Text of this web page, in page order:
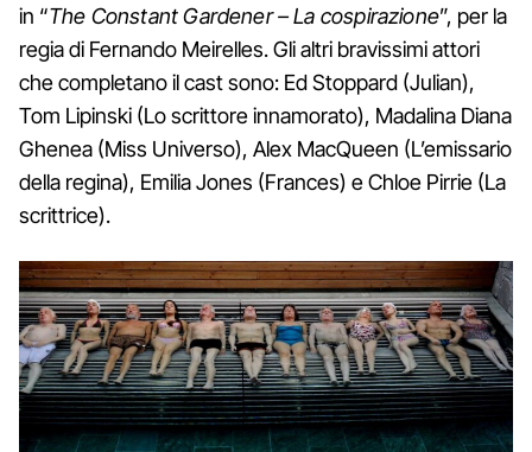
in “The Constant Gardener – La cospirazione”, per la
regia di Fernando Meirelles. Gli altri bravissimi attori
che completano il cast sono: Ed Stoppard (Julian),
Tom Lipinski (Lo scrittore innamorato), Madalina Diana
Ghenea (Miss Universo), Alex MacQueen (L’emissario
della regina), Emilia Jones (Frances) e Chloe Pirrie (La
scrittrice).